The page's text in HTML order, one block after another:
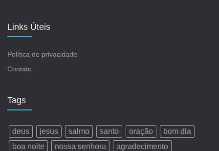
Links Úteis
Política de privacidade
Contato
Tags
deus jesus salmo santo oração
bom dia
boa noite
nossa senhora
agradecimento